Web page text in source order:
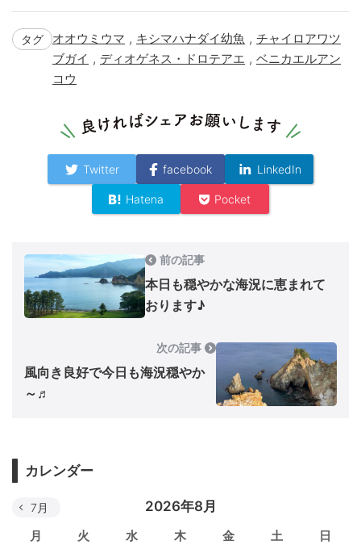
タグ オオウミウマ , キシマハナダイ幼魚 , チャイロアワツ
ブガイ , ディオゲネス・ドロテアエ , ベニカエルアン
コウ
Twitter facebook LinkedIn
Hatena Pocket
前の記事
本日も穏やかな海況に恵まれて
おります♪
次の記事
風向き良好で今日も海況穏やか
～♬
カレンダー
2026年8月
月 火 水 木 金 土 日
7月